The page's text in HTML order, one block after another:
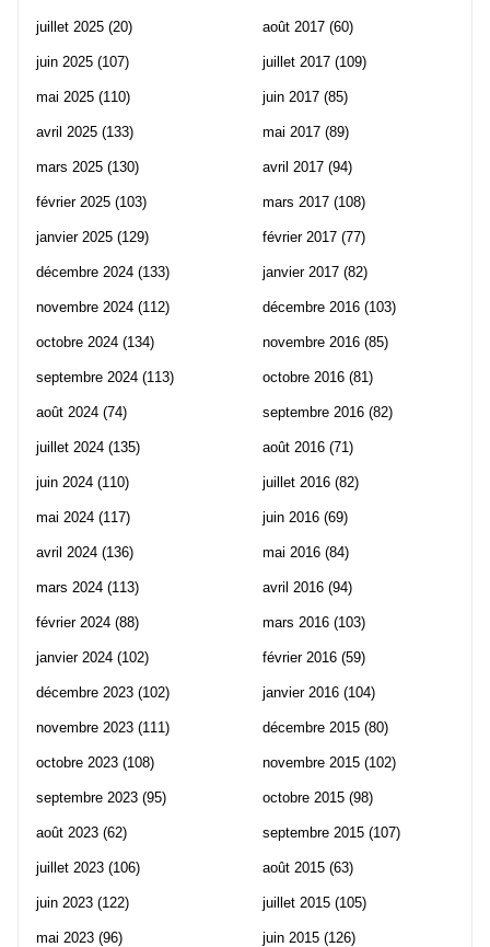
juillet 2025 (20)
juin 2025 (107)
mai 2025 (110)
avril 2025 (133)
mars 2025 (130)
février 2025 (103)
janvier 2025 (129)
décembre 2024 (133)
novembre 2024 (112)
octobre 2024 (134)
septembre 2024 (113)
août 2024 (74)
juillet 2024 (135)
juin 2024 (110)
mai 2024 (117)
avril 2024 (136)
mars 2024 (113)
février 2024 (88)
janvier 2024 (102)
décembre 2023 (102)
novembre 2023 (111)
octobre 2023 (108)
septembre 2023 (95)
août 2023 (62)
juillet 2023 (106)
juin 2023 (122)
mai 2023 (96)
août 2017 (60)
juillet 2017 (109)
juin 2017 (85)
mai 2017 (89)
avril 2017 (94)
mars 2017 (108)
février 2017 (77)
janvier 2017 (82)
décembre 2016 (103)
novembre 2016 (85)
octobre 2016 (81)
septembre 2016 (82)
août 2016 (71)
juillet 2016 (82)
juin 2016 (69)
mai 2016 (84)
avril 2016 (94)
mars 2016 (103)
février 2016 (59)
janvier 2016 (104)
décembre 2015 (80)
novembre 2015 (102)
octobre 2015 (98)
septembre 2015 (107)
août 2015 (63)
juillet 2015 (105)
juin 2015 (126)